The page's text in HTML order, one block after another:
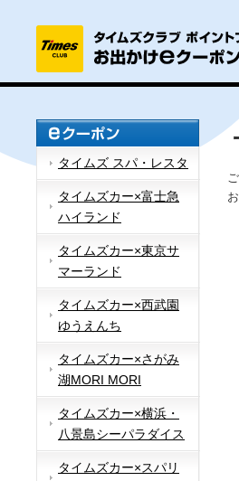
タイムズ スパ・レスタ
タイムズカー×富士急
ハイランド
タイムズカー×東京サ
マーランド
タイムズカー×西武園
ゆうえんち
タイムズカー×さがみ
湖MORI MORI
タイムズカー×横浜・
八景島シーパラダイス
タイムズカー×スパリ